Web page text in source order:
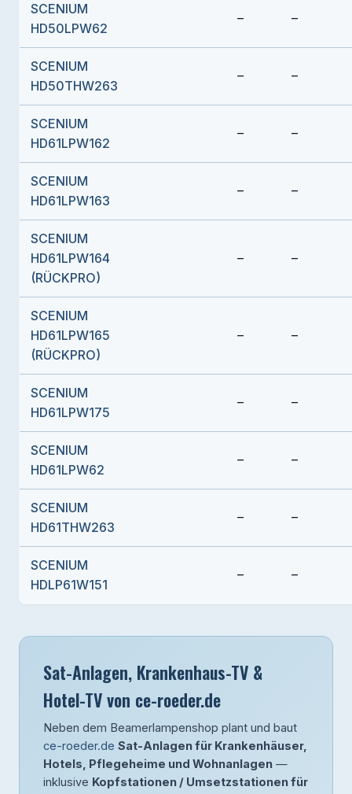
SCENIUM
HD50LPW62
– –
SCENIUM
HD50THW263
– –
SCENIUM
HD61LPW162
– –
SCENIUM
HD61LPW163
– –
SCENIUM
HD61LPW164
(RÜCKPRO)
– –
SCENIUM
HD61LPW165
(RÜCKPRO)
– –
SCENIUM
HD61LPW175
– –
SCENIUM
HD61LPW62
– –
SCENIUM
HD61THW263
– –
SCENIUM
HDLP61W151
– –
Sat-Anlagen, Krankenhaus-TV &
Hotel-TV von ce-roeder.de
Neben dem Beamerlampenshop plant und baut
ce-roeder.de Sat-Anlagen für Krankenhäuser,
Hotels, Pflegeheime und Wohnanlagen —
inklusive Kopfstationen / Umsetzstationen für